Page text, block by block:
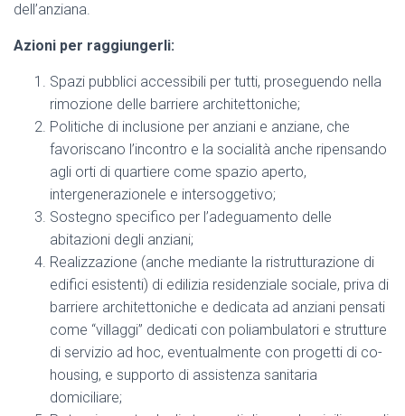
dell’anziana.
Azioni per raggiungerli:
Spazi pubblici accessibili per tutti, proseguendo nella
rimozione delle barriere architettoniche;
Politiche di inclusione per anziani e anziane, che
favoriscano l’incontro e la socialità anche ripensando
agli orti di quartiere come spazio aperto,
intergenerazionele e intersoggetivo;
Sostegno specifico per l’adeguamento delle
abitazioni degli anziani;
Realizzazione (anche mediante la ristrutturazione di
edifici esistenti) di edilizia residenziale sociale, priva di
barriere architettoniche e dedicata ad anziani pensati
come “villaggi” dedicati con poliambulatori e strutture
di servizio ad hoc, eventualmente con progetti di co-
housing, e supporto di assistenza sanitaria
domiciliare;